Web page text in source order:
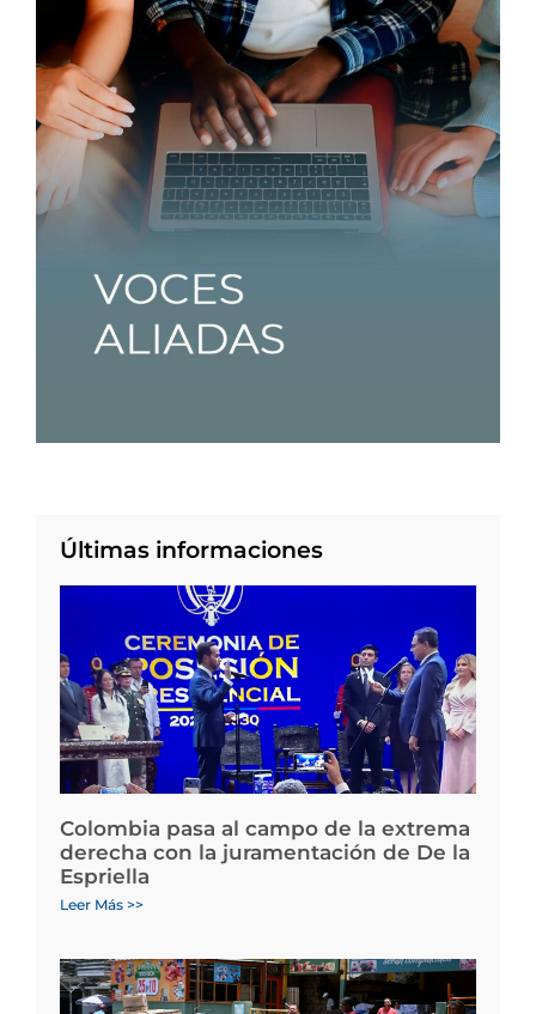
Últimas informaciones
Colombia pasa al campo de la extrema
derecha con la juramentación de De la
Espriella
Leer Más >>